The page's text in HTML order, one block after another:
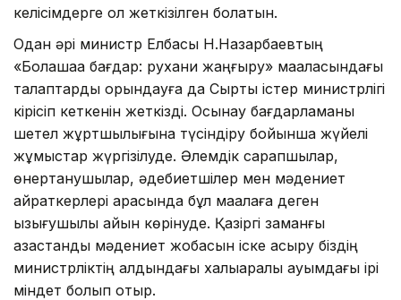
келісімдерге қол жеткізілген болатын.
Одан әрі министр Елбасы Н.Назарбаевтың
«Болашаққа бағдар: рухани жаңғыру» мақаласындағы
талаптарды орындауға да Сыртқы істер министрлігі
кірісіп кеткенін жеткізді. Осынау бағдарламаны
шет­ел жұртшылығына түсіндіру бойынша жүйелі
жұмыстар жүргізі­луде. Әлемдік сарапшылар,
өнерта­ну­шылар, әдебиетшілер мен мәдениет
қайраткерлері арасында бұл мақалаға деген
қызығушылық айқын көрінуде. Қазіргі заманғы
қазақстандық мәдениет жобасын іске асыру біздің
министрліктің алдындағы халықаралық ауқымдағы ірі
міндет болып отыр.